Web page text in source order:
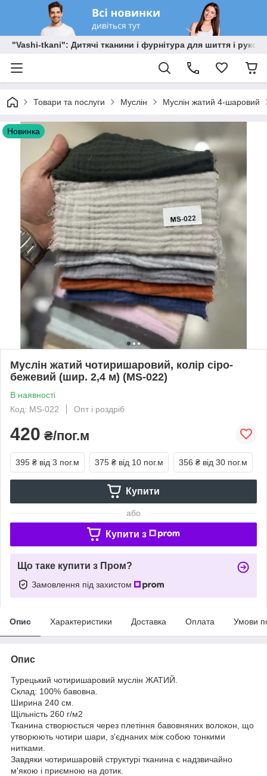
"Vashi-tkani": Дитячі тканини і фурнітура для шиття і
Товари та послуги Муслін Муслін жатий 4-шаровий
Новинка
Муслін жатий чотиришаровий, колір сіро-
бежевий (шир. 2,4 м) (MS-022)
В наявності
Код: MS-022
Опт і роздріб
420 ₴/пог.м
395 ₴ від 3 пог.м 375 ₴ від 10 пог.м 356 ₴ від 30 пог.м
Купити
або
Купити з
Що таке купити з Пром?
Замовлення під захистом
Опис Характеристики Доставка Оплата Умови
Опис
Турецький чотиришаровий муслін ЖАТИЙ.
Склад: 100% бавовна.
Ширина 240 см.
Щільність 260 г/м2
Тканина створюється через плетіння бавовняних волокон, що
утворюють чотири шари, з'єднаних між собою тонкими
нитками.
Завдяки чотиришаровій структурі тканина є надзвичайно
м'якою і приємною на дотик.